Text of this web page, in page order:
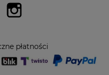
płatności